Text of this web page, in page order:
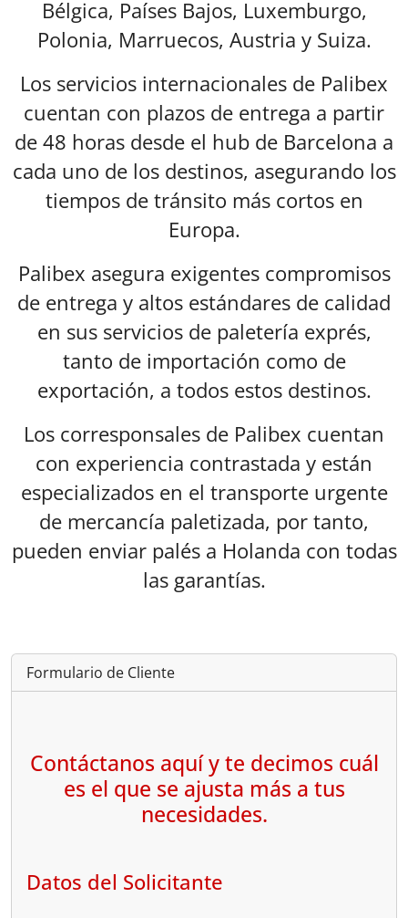
Bélgica, Países Bajos, Luxemburgo,
Polonia, Marruecos, Austria y Suiza.
Los servicios internacionales de Palibex
cuentan con plazos de entrega a partir
de 48 horas desde el hub de Barcelona a
cada uno de los destinos, asegurando los
tiempos de tránsito más cortos en
Europa.
Palibex asegura exigentes compromisos
de entrega y altos estándares de calidad
en sus servicios de paletería exprés,
tanto de importación como de
exportación, a todos estos destinos.
Los corresponsales de Palibex cuentan
con experiencia contrastada y están
especializados en el transporte urgente
de mercancía paletizada, por tanto,
pueden enviar palés a Holanda con todas
las garantías.
Formulario de Cliente
Contáctanos aquí y te decimos cuál
es el que se ajusta más a tus
necesidades.
Datos del Solicitante